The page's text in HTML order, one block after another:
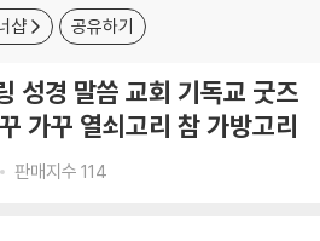
샵 공유하기
성경 말씀 교회 기독교 굿즈
가꾸 열쇠고리 참 가방고리
판매지수 114